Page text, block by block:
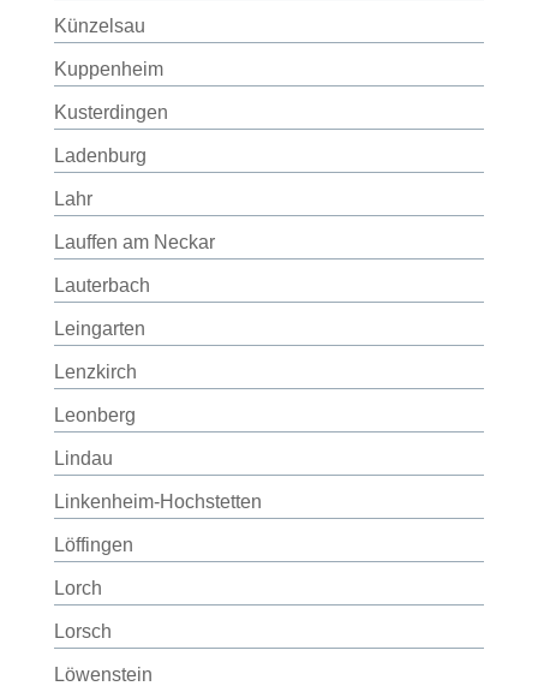
Künzelsau
Kuppenheim
Kusterdingen
Ladenburg
Lahr
Lauffen am Neckar
Lauterbach
Leingarten
Lenzkirch
Leonberg
Lindau
Linkenheim-Hochstetten
Löffingen
Lorch
Lorsch
Löwenstein